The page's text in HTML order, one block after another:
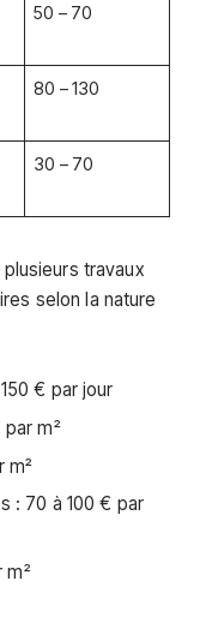
50 – 70
80 – 130
30 – 70
travaux
selon la nature
€ par jour
m²
m²
: 70 à 100 € par
m²